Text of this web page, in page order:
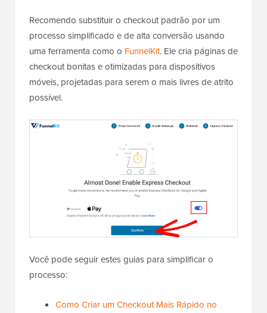
Recomendo substituir o checkout padrão por um
processo simplificado e de alta conversão usando
uma ferramenta como o FunnelKit. Ele cria páginas de
checkout bonitas e otimizadas para dispositivos
móveis, projetadas para serem o mais livres de atrito
possível.
Você pode seguir estes guias para simplificar o
processo:
Como Criar um Checkout Mais Rápido no